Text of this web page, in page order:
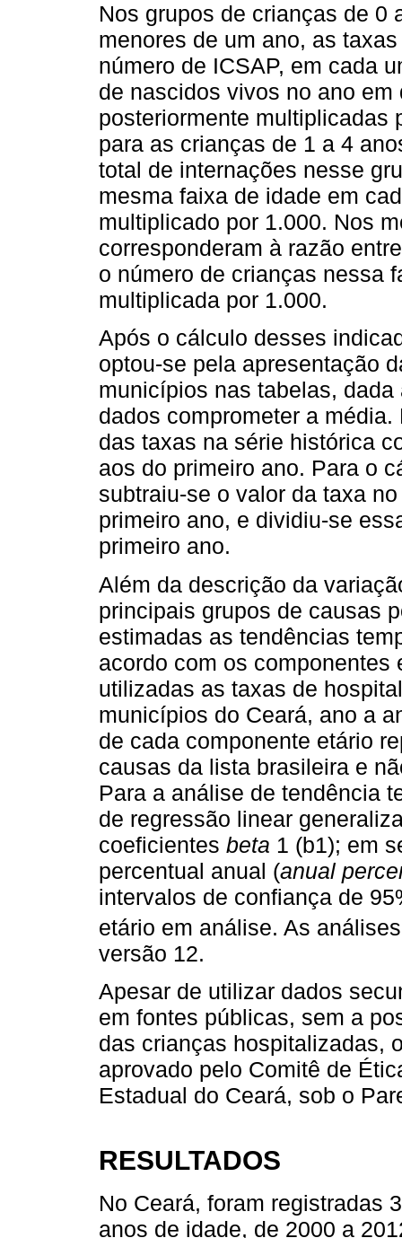
Nos grupos de crianças de 0
menores de um ano, as
número de ICSAP, em cada
de nascidos vivos no ano
posteriormente multiplicadas
para as crianças de 1 a 4
total de internações nesse
mesma faixa de idade em
multiplicado por 1.000. Nos
corresponderam à razão
o número de crianças nessa
multiplicada por 1.000.
Após o cálculo desses
optou-se pela apresentação
municípios nas tabelas,
dados comprometer a
das taxas na série histórica
aos do primeiro ano. Para o
subtraiu-se o valor da taxa
primeiro ano, e dividiu-se
primeiro ano.
Além da descrição da
principais grupos de causas
estimadas as tendências
acordo com os
utilizadas as taxas de
municípios do Ceará, ano a
de cada componente etário
causas da lista brasileira e
Para a análise de tendência
de regressão linear
coeficientes beta 1 (b1); em
percentual anual (anual
intervalos de confiança de
etário em análise. As
versão 12.
Apesar de utilizar dados
em fontes públicas, sem a
das crianças hospitalizadas,
aprovado pelo Comitê de
Estadual do Ceará, sob o
RESULTADOS
No Ceará, foram registradas
anos de idade, de 2000 a